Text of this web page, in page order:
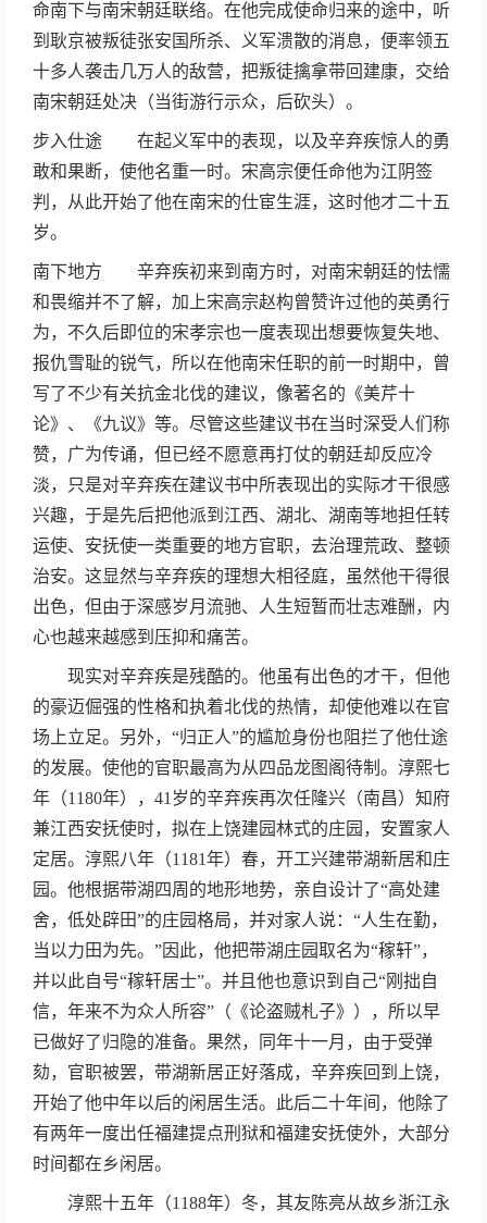
命南下与南宋朝廷联络。在他完成使命归来的途中，听
到耿京被叛徒张安国所杀、义军溃散的消息，便率领五
十多人袭击几万人的敌营，把叛徒擒拿带回建康，交给
南宋朝廷处决（当街游行示众，后砍头）。
步入仕途 在起义军中的表现，以及辛弃疾惊人的勇
敢和果断，使他名重一时。宋高宗便任命他为江阴签
判，从此开始了他在南宋的仕宦生涯，这时他才二十五
岁。
南下地方 辛弃疾初来到南方时，对南宋朝廷的怯懦
和畏缩并不了解，加上宋高宗赵构曾赞许过他的英勇行
为，不久后即位的宋孝宗也一度表现出想要恢复失地、
报仇雪耻的锐气，所以在他南宋任职的前一时期中，曾
写了不少有关抗金北伐的建议，像著名的《美芹十
论》、《九议》等。尽管这些建议书在当时深受人们称
赞，广为传诵，但已经不愿意再打仗的朝廷却反应冷
淡，只是对辛弃疾在建议书中所表现出的实际才干很感
兴趣，于是先后把他派到江西、湖北、湖南等地担任转
运使、安抚使一类重要的地方官职，去治理荒政、整顿
治安。这显然与辛弃疾的理想大相径庭，虽然他干得很
出色，但由于深感岁月流驰、人生短暂而壮志难酬，内
心也越来越感到压抑和痛苦。
现实对辛弃疾是残酷的。他虽有出色的才干，但他
的豪迈倔强的性格和执着北伐的热情，却使他难以在官
场上立足。另外，“归正人”的尴尬身份也阻拦了他仕途
的发展。使他的官职最高为从四品龙图阁待制。淳熙七
年（1180年），41岁的辛弃疾再次任隆兴（南昌）知府
兼江西安抚使时，拟在上饶建园林式的庄园，安置家人
定居。淳熙八年（1181年）春，开工兴建带湖新居和庄
园。他根据带湖四周的地形地势，亲自设计了“高处建
舍，低处辟田”的庄园格局，并对家人说：“人生在勤，
当以力田为先。”因此，他把带湖庄园取名为“稼轩”，
并以此自号“稼轩居士”。并且他也意识到自己“刚拙自
信，年来不为众人所容”（《论盗贼札子》），所以早
已做好了归隐的准备。果然，同年十一月，由于受弹
劾，官职被罢，带湖新居正好落成，辛弃疾回到上饶，
开始了他中年以后的闲居生活。此后二十年间，他除了
有两年一度出任福建提点刑狱和福建安抚使外，大部分
时间都在乡闲居。
淳熙十五年（1188年）冬，其友陈亮从故乡浙江永